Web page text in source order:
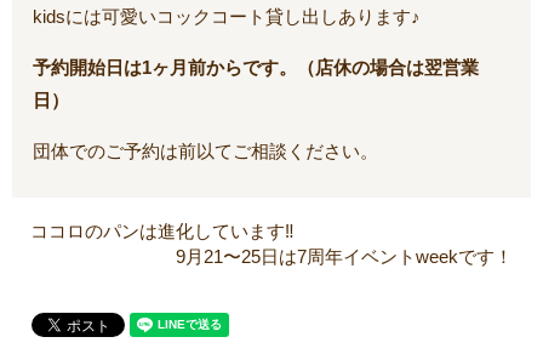
kidsには可愛いコックコート貸し出しあります♪
予約開始日は1ヶ月前からです。（店休の場合は翌営業
日）
団体でのご予約は前以てご相談ください。
ココロのパンは進化しています‼️
9月21〜25日は7周年イベントweekです！